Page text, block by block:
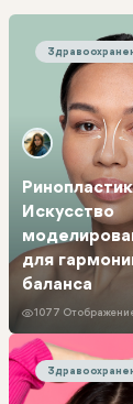
Искусство
для
баланса
1077
Улыбка - это